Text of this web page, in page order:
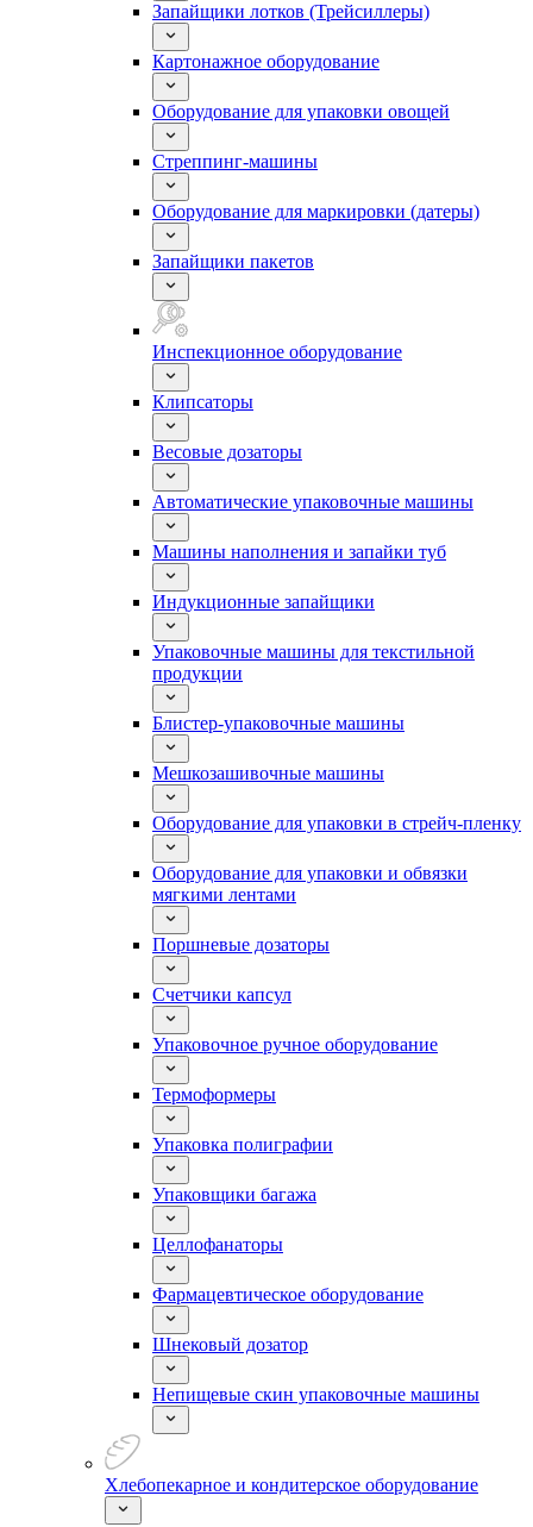
Запайщики лотков (Трейсиллеры)
Картонажное оборудование
Оборудование для упаковки овощей
Стреппинг-машины
Оборудование для маркировки (датеры)
Запайщики пакетов
Инспекционное оборудование
Клипсаторы
Весовые дозаторы
Автоматические упаковочные машины
Машины наполнения и запайки туб
Индукционные запайщики
Упаковочные машины для текстильной
продукции
Блистер-упаковочные машины
Мешкозашивочные машины
Оборудование для упаковки в стрейч-пленку
Оборудование для упаковки и обвязки
мягкими лентами
Поршневые дозаторы
Счетчики капсул
Упаковочное ручное оборудование
Термоформеры
Упаковка полиграфии
Упаковщики багажа
Целлофанаторы
Фармацевтическое оборудование
Шнековый дозатор
Непищевые скин упаковочные машины
Хлебопекарное и кондитерское оборудование